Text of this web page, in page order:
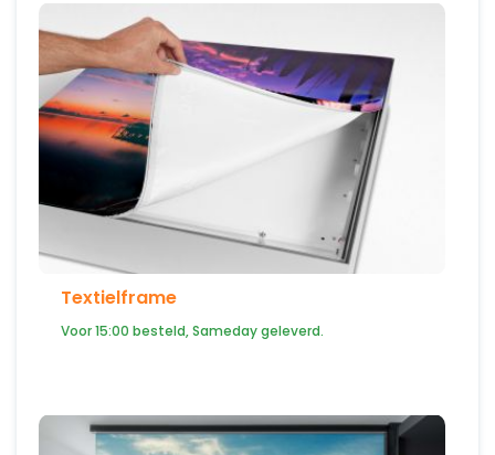
Textielframe
Voor 15:00 besteld, Sameday geleverd.